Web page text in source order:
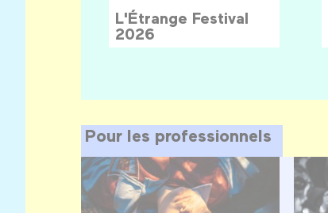
L'Étrange Festival
2026
Pour les professionnels